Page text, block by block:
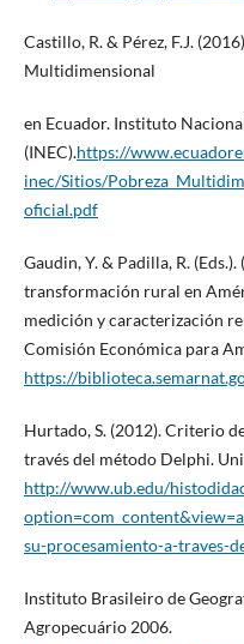
Castillo, R. & Pérez, F.J.
Multidimensional
en Ecuador. Instituto
(INEC).https://
inec/Sitios/
oficial.pdf
Gaudin, Y. & Padilla, R.
transformación rural en
medición y caracterización
Comisión Económica para
https://
Hurtado, S. (2012). Criterio
través del método Delphi.
http://www.ub.edu/
su-procesamiento-a-traves-
Instituto Brasileiro de
Agropecuário 2006.